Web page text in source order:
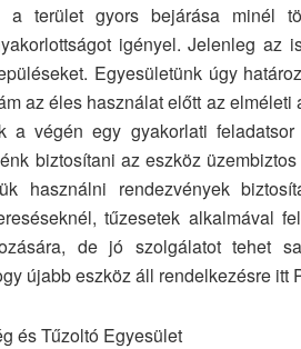
a terület gyors bejárása minél
igényel. Jelenleg az
Egyesületünk úgy
az éles használat előtt az
a végén egy gyakorlati feladatsor
biztosítani az eszköz
használni rendezvények
tűzesetek alkalmával
de jó szolgálatot tehet
újabb eszköz áll rendelkezésre
és Tűzoltó Egyesület